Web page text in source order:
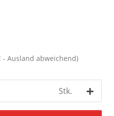
- Ausland abweichend)
Stk.